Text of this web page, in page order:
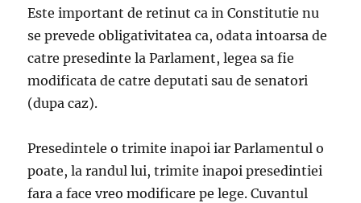
Este important de retinut ca in Constitutie nu
se prevede obligativitatea ca, odata intoarsa de
catre presedinte la Parlament, legea sa fie
modificata de catre deputati sau de senatori
(dupa caz).
Presedintele o trimite inapoi iar Parlamentul o
poate, la randul lui, trimite inapoi presedintiei
fara a face vreo modificare pe lege. Cuvantul